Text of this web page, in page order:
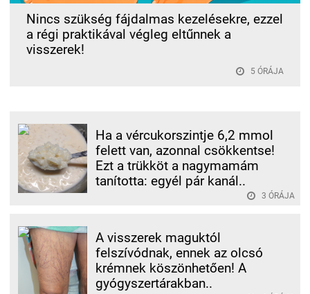
Nincs szükség fájdalmas kezelésekre, ezzel
a régi praktikával végleg eltűnnek a
visszerek!
5 ÓRÁJA
Ha a vércukorszintje 6,2 mmol
felett van, azonnal csökkentse!
Ezt a trükköt a nagymamám
tanította: egyél pár kanál..
3 ÓRÁJA
A visszerek maguktól
felszívódnak, ennek az olcsó
krémnek köszönhetően! A
gyógyszertárakban..